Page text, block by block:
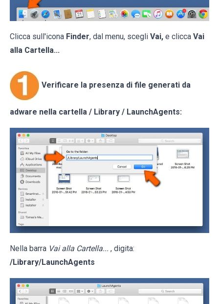
Clicca sull'icona Finder, dal menu, scegli Vai, e clicca Vai
alla Cartella...
Verificare la presenza di file generati da
adware nella cartella / Library / LaunchAgents:
Nella barra Vai alla Cartella... , digita:
/Library/LaunchAgents